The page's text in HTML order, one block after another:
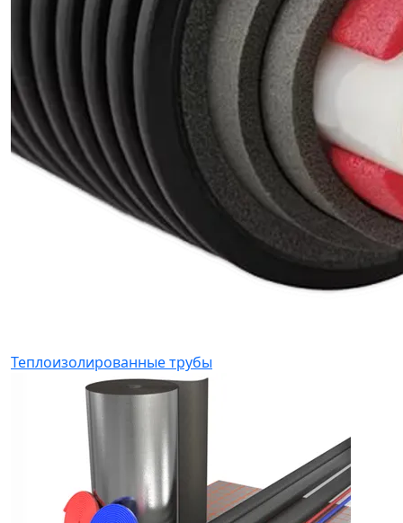
Теплоизолированные трубы